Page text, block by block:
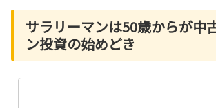
サラリーマンは50歳からが中
ン投資の始めどき